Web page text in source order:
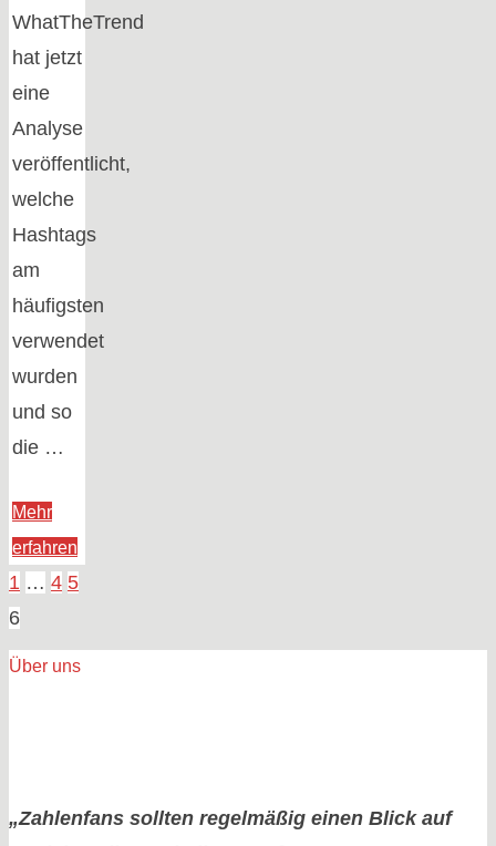
WhatTheTrend
hat jetzt
eine
Analyse
veröffentlicht,
welche
Hashtags
am
häufigsten
verwendet
wurden
und so
die …
Mehr
erfahren"Das
Jahr
Twitter:
Beiträge
1 … 4 5
6
Über uns
„Zahlenfans sollten regelmäßig einen Blick auf